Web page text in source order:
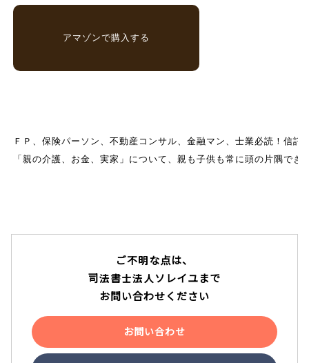
アマゾンで購入する
ＦＰ、保険パーソン、不動産コンサル、金融マン、士業必読！信
「親の介護、お金、実家」について、親も子供も常に頭の片隅で
ご不明な点は、
司法書士法人ソレイユまで
お問い合わせください
お問い合わせ